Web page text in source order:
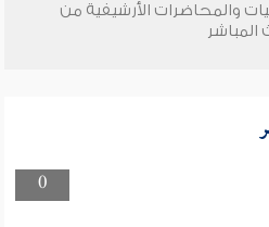
والمحاضرات الأرشيفية من
0